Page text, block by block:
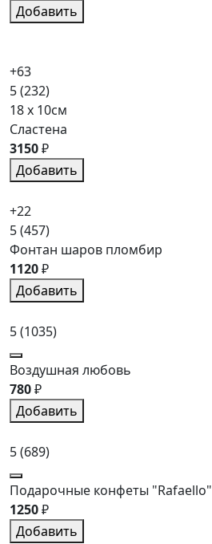
Добавить
+63
5(232)
18 x 10см
Сластена
3150₽
Добавить
+22
5(457)
Фонтан шаров пломбир
1120₽
Добавить
5(1035)
Воздушная любовь
780₽
Добавить
5(689)
Подарочные конфеты "Rafaello"
1250₽
Добавить